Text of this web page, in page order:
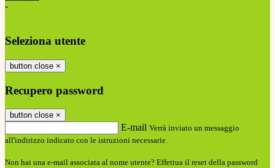
-
Seleziona utente
button close ×
Recupero password
button close ×
E-mail Verrà inviato un messaggio
all'indirizzo indicato con le istruzioni necessarie.
Non hai una e-mail associata al nome utente? Effettua il reset della password